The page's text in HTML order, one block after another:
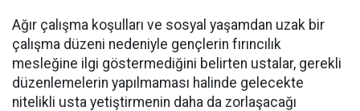
Ağır çalışma koşulları ve sosyal yaşamdan uzak bir
çalışma düzeni nedeniyle gençlerin fırıncılık
mesleğine ilgi göstermediğini belirten ustalar, gerekli
düzenlemelerin yapılmaması halinde gelecekte
nitelikli usta yetiştirmenin daha da zorlaşacağı